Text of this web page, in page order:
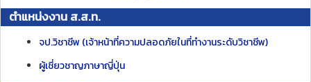
ตำแหน่งงาน ส.ส.ท.
จป.วิชาชีพ (เจ้าหน้าที่ความปลอดภัยในที่ทำงานระดับวิชาชีพ)
ผู้เชี่ยวชาญภาษาญี่ปุ่น